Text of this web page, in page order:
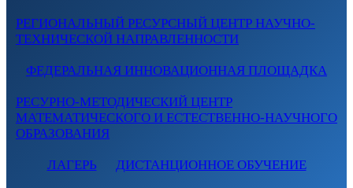
РЕГИОНАЛЬНЫЙ РЕСУРСНЫЙ ЦЕНТР НАУЧНО-
ТЕХНИЧЕСКОЙ НАПРАВЛЕННОСТИ
ФЕДЕРАЛЬНАЯ ИННОВАЦИОННАЯ ПЛОЩАДКА
РЕСУРНО-МЕТОДИЧЕСКИЙ ЦЕНТР
МАТЕМАТИЧЕСКОГО И ЕСТЕСТВЕННО-НАУЧНОГО
ОБРАЗОВАНИЯ
ЛАГЕРЬ ДИСТАНЦИОННОЕ ОБУЧЕНИЕ